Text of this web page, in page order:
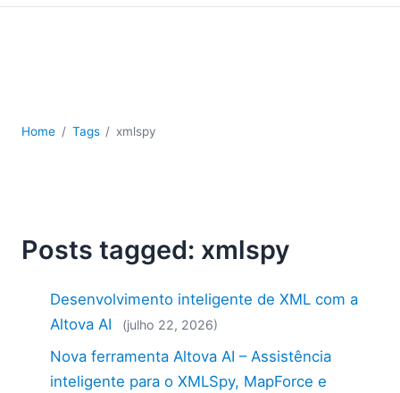
Home Tags xmlspy
Posts tagged: xmlspy
Desenvolvimento inteligente de XML com a
Altova AI
(julho 22, 2026)
Nova ferramenta Altova AI – Assistência
inteligente para o XMLSpy, MapForce e